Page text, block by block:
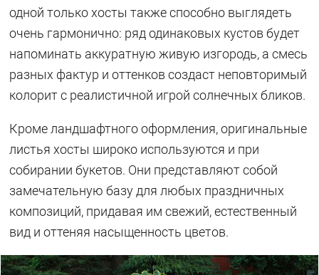
одной только хосты также способно выглядеть
очень гармонично: ряд одинаковых кустов будет
напоминать аккуратную живую изгородь, а смесь
разных фактур и оттенков создаст неповторимый
колорит с реалистичной игрой солнечных бликов.
Кроме ландшафтного оформления, оригинальные
листья хосты широко используются и при
собирании букетов. Они представляют собой
замечательную базу для любых праздничных
композиций, придавая им свежий, естественный
вид и оттеняя насыщенность цветов.